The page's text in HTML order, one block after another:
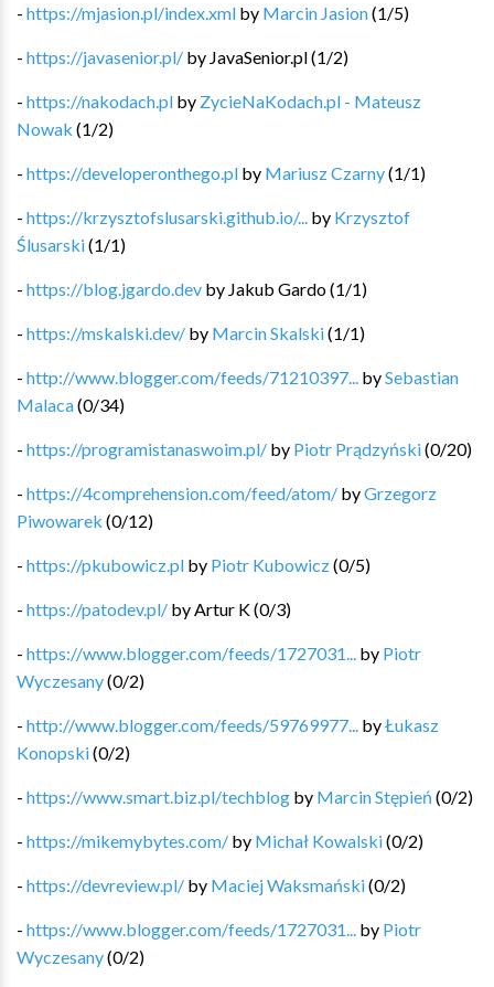
- https://mjasion.pl/index.xml by Marcin Jasion(1/5)
- https://javasenior.pl/ by JavaSenior.pl(1/2)
- https://nakodach.pl by ZycieNaKodach.pl - Mateusz
Nowak (1/2)
- https://developeronthego.pl by Mariusz Czarny(1/1)
- https://krzysztofslusarski.github.io/... by Krzysztof
Ślusarski(1/1)
- https://blog.jgardo.dev by Jakub Gardo(1/1)
- https://mskalski.dev/ by Marcin Skalski(1/1)
- http://www.blogger.com/feeds/71210397... bySebastian
Malaca(0/34)
- https://programistanaswoim.pl/ by Piotr Prądzyński(0/20)
- https://4comprehension.com/feed/atom/ byGrzegorz
Piwowarek (0/12)
- https://pkubowicz.pl by Piotr Kubowicz(0/5)
- https://patodev.pl/ by Artur K(0/3)
- https://www.blogger.com/feeds/1727031... by Piotr
Wyczesany(0/2)
- http://www.blogger.com/feeds/59769977... byŁukasz
Konopski(0/2)
- https://www.smart.biz.pl/techblog by Marcin Stępień (0/2)
- https://mikemybytes.com/ by Michał Kowalski(0/2)
- https://devreview.pl/ by Maciej Waksmański(0/2)
- https://www.blogger.com/feeds/1727031... by Piotr
Wyczesany(0/2)